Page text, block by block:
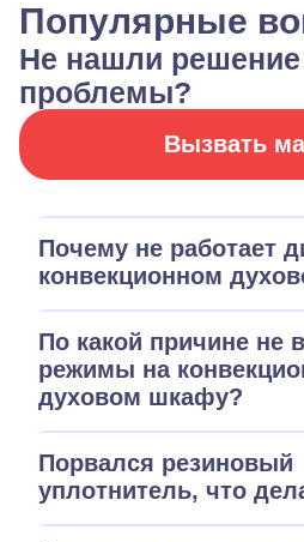
Популярные
Не нашли решение
проблемы?
Вызвать
Почему не работает
конвекционном
По какой причине не
режимы на
духовом шкафу?
Порвался резиновый
уплотнитель, что